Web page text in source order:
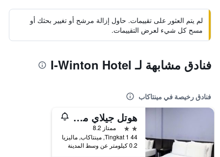
لم يتم العثور على تقييمات. حاول إزالة مرشح أو تغيير بحثك أو
مسح كل شيء لعرض التقييمات.
فنادق مشابهة لـ I-Winton Hotel
فنادق رخيصة في مينتاكاب
هوتل جيلاي مينتاكاب
2 نجمتين
ممتاز 8.2
44 Tingkat 1, مينتاكاب, ماليزيا
0.2 كيلومتر عن وسط المدينة